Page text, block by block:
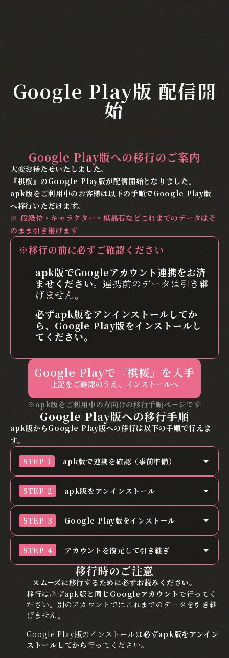
Google Play版 配信開
始
Google Play版への移行のご案内
大変お待たせいたしました。
『棋桜』のGoogle Play版が配信開始となりました。
apk版をご利用中のお客様は以下の手順でGoogle Play版
へ移行いただけます。
※ 段級位・キャラクター・棋晶石などこれまでのデータはそ
のまま引き継げます
※移行の前に必ずご確認ください
apk版でGoogleアカウント連携をお済
ませください。連携前のデータは引き継
げません。
必ずapk版をアンインストールしてか
ら、Google Play版をインストールし
てください。
Google Playで『棋桜』を入手
上記をご確認のうえ、インストールへ
※apk版をご利用中の方向けの移行手順ページです
Google Play版への移行手順
apk版からGoogle Play版への移行は以下の手順で行えま
す。
STEP 1 apk版で連携を確認（事前準備） arrow_drop_up
移行の前にapk版でGoogleアカウントとの連携が済
STEP 2 apk版をアンインストール arrow_drop_up
アカウント連携が確認できたらapk版『棋桜』をアン
長押しするなどで削除してください。
※アンインストールの方法はお使いの端末によって異
なる場合があります。
STEP 3 Google Play版をインストール arrow_drop_up
Google Playを開いて検索バーに「棋桜」と入力し
ールしてください。
※必ずapk版をアンインストールしてからインストー
ルしてください
Google Playで『棋桜』を入手
STEP 4 アカウントを復元して引き継ぎ arrow_drop_up
Google Play版を起動してアカウントを復元しま
す。
移行時のご注意
スムーズに移行するために必ずお読みください。
移行は必ずapk版と 同じGoogleアカウントで行ってく
ださい。別のアカウントではこれまでのデータを引き継
げません。
Google Play版のインストールは必ずapk版をアンイン
ストールしてから 行ってください。